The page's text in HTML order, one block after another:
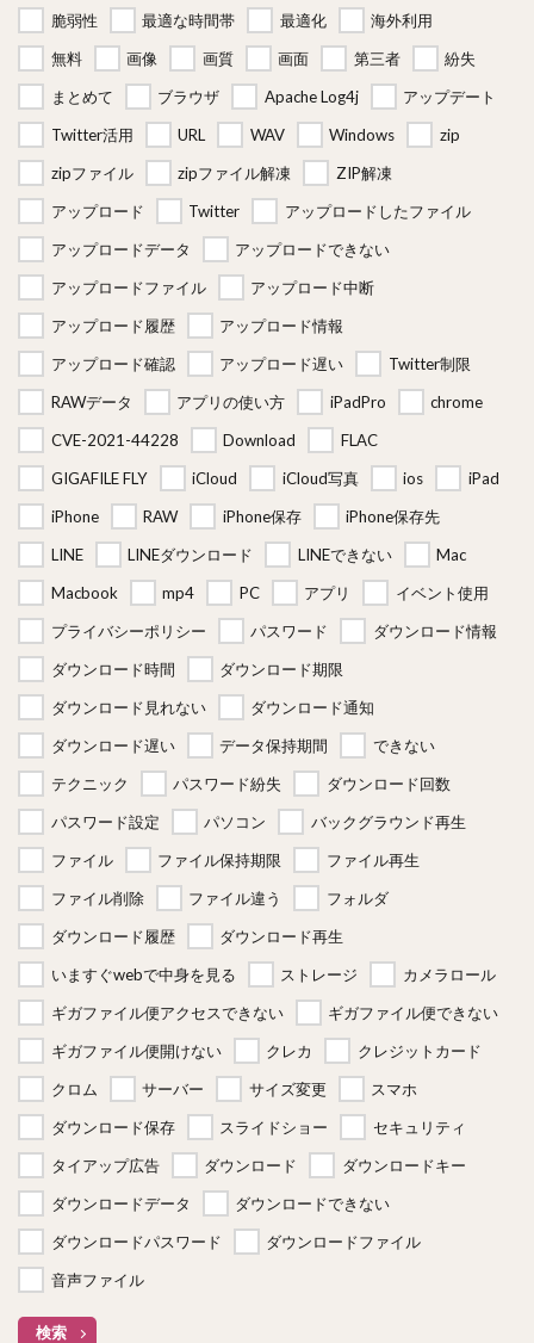
脆弱性
最適な時間帯 最適化
海外利用
無料
画像 画質 画面 第三者
紛失
まとめて
ブラウザ Apache Log4j
アップデート
Twitter活用
URL WAV Windows
zip
zipファイル
zipファイル解凍
ZIP解凍
アップロード
Twitter
アップロードしたファイル
アップロードデータ
アップロードできない
アップロードファイル
アップロード中断
アップロード履歴
アップロード情報
アップロード確認
アップロード遅い
Twitter制限
RAWデータ
アプリの使い方 iPadPro
chrome
CVE-2021-44228
Download
FLAC
GIGAFILE FLY
iCloud iCloud写真 ios
iPad
iPhone
RAW iPhone保存
iPhone保存先
LINE
LINEダウンロード LINEできない
Mac
Macbook
mp4 PC アプリ
イベント使用
プライバシーポリシー
パスワード
ダウンロード情報
ダウンロード時間
ダウンロード期限
ダウンロード見れない
ダウンロード通知
ダウンロード遅い
データ保持期間
できない
テクニック
パスワード紛失
ダウンロード回数
パスワード設定
パソコン
バックグラウンド再生
ファイル
ファイル保持期限
ファイル再生
ファイル削除
ファイル違う
フォルダ
ダウンロード履歴
ダウンロード再生
いますぐwebで中身を見る
ストレージ
カメラロール
ギガファイル便アクセスできない
ギガファイル便できない
ギガファイル便開けない
クレカ
クレジットカード
クロム
サーバー サイズ変更
スマホ
ダウンロード保存
スライドショー
セキュリティ
タイアップ広告
ダウンロード
ダウンロードキー
ダウンロードデータ
ダウンロードできない
ダウンロードパスワード
ダウンロードファイル
音声ファイル
検索